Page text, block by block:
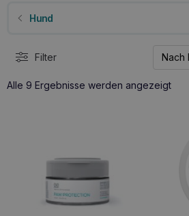
Hund
Filter
Alle 9 Ergebnisse werden angezeigtNach